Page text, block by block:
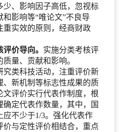
少、影响因子高低，忽视标
影响等“唯论文”不良导
重实效的原则，经商财政
价导向。 实施分类考核评
量、贡献和影响。
究类科技活动，注重评价新
、新机制等标志性成果的质
文评价实行代表作制度，根
定代表作数量，其中，国
应不少于1/3。强化代表作
价与定性评价相结合，重点